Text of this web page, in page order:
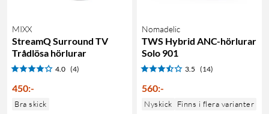
MIXX
StreamQ Surround TV
Trådlösa hörlurar
4.0 (4)
450:-
Bra skick
Nomadelic
TWS Hybrid ANC-hörlurar
Solo 901
3.5 (14)
560:-
Nyskick Finns i flera varianter